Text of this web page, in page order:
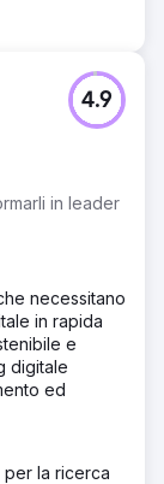
in leader
4.9
necessitano
in rapida
e
digitale
ed
per la ricerca